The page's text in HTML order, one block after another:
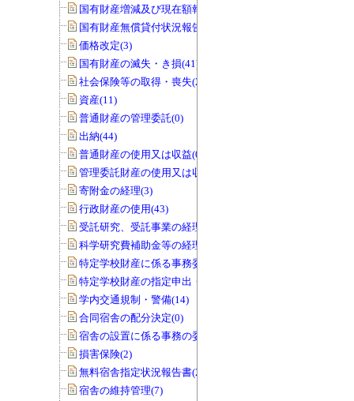
国有財産増減及び現在額報告書(32)
国有財産無償貸付状況報告書(0)
価格改定(3)
国有財産の滅失・き損(41)
社会保険等の取得・喪失(25)
資産(11)
普通財産の管理委託(0)
出納(44)
普通財産の使用又は収益(0)
管理委託財産の使用又は収益(0)
寄附金の経理(3)
行政財産の使用(43)
受託研究、受託事業の経理(12)
科学研究費補助金等の経理(5)
特定学校財産に係る事務委任の承認(0)
特定学校財産の指定申出・協議(0)
学内交通規制・警備(14)
合同宿舎の配分決定(0)
宿舎の設置に係る事務の委任(0)
損害保険(2)
無料宿舎指定状況報告書(2)
宿舎の維持管理(7)